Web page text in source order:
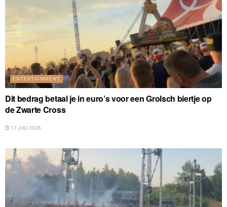
ENTERTAINMENT
Dit bedrag betaal je in euro’s voor een Grolsch biertje op
de Zwarte Cross
17 JULI 2026